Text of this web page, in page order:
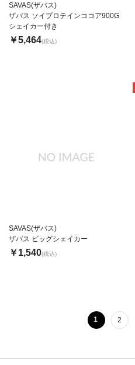
SAVAS(ザバス)
ザバス ソイプロテインココア900G
シェイカー付き
￥5,464(税込)
SAVAS(ザバス)
ザバス ビッグシェイカー
￥1,540(税込)
1 2